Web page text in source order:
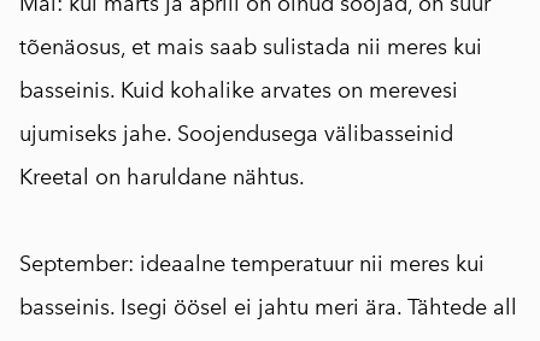
tõenäosus, et mais saab sulistada nii meres kui
basseinis. Kuid kohalike arvates on merevesi
ujumiseks jahe. Soojendusega välibasseinid
Kreetal on haruldane nähtus.
September: ideaalne temperatuur nii meres kui
basseinis. Isegi öösel ei jahtu meri ära. Tähtede all